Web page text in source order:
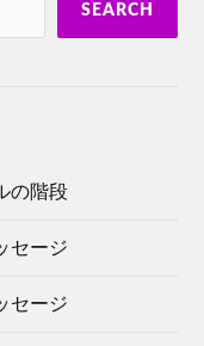
SEARCH
の階段
セージ
セージ